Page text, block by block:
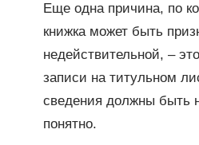
Еще одна причина, по
книжка может быть
недействительной, –
записи на титульном
сведения должны быть
понятно.